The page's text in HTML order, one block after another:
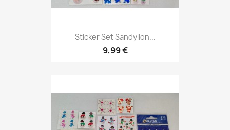
Sticker Set Sandylion...
9,99 €